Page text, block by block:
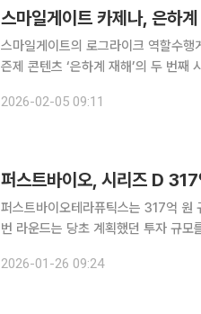
스마일게이트 카제나, 은하
스마일게이트의 로그라이크 역할수
즌제 콘텐츠 ‘은하계 재해’의 두 번째 시즌 ‘업화의 씨
2026-02-05 09:11
퍼스트바이오, 시리즈 D
퍼스트바이오테라퓨틱스는 317억
번 라운드는 당초 계획했던 투자 규
공개(IPO) 주관사까지 참여했다. 기
2026-01-26 09:24